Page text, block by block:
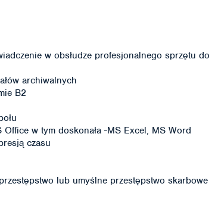
w obsłudze profesjonalnego sprzętu do
archiwalnych
B2
w tym doskonała -MS Excel, MS Word
czasu
lub umyślne przestępstwo skarbowe